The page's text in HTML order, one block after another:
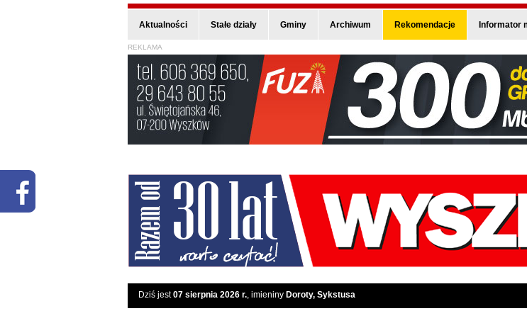
Aktualności Stałe działy Gminy Archiwum Rekomendacje Informator
REKLAMA
Dziś jest07 sierpnia 2026 r., imieniny Doroty, Sykstusa